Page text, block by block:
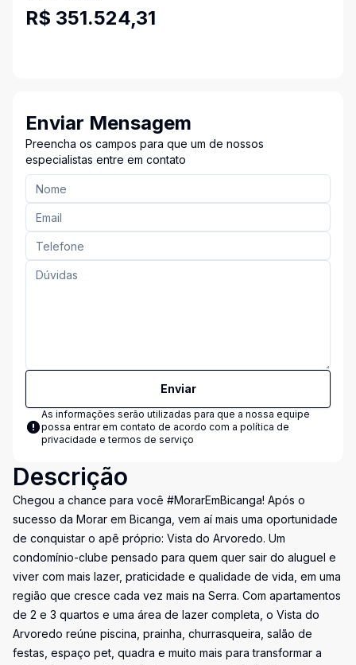
R$ 351.524,31
Enviar Mensagem
Preencha os campos para que um de nossos
especialistas entre em contato
Enviar
As informações serão utilizadas para que a nossa equipe
possa entrar em contato de acordo com a política de
privacidade e termos de serviço
Descrição
Chegou a chance para você #MorarEmBicanga! Após o
sucesso da Morar em Bicanga, vem aí mais uma oportunidade
de conquistar o apê próprio: Vista do Arvoredo. Um
condomínio-clube pensado para quem quer sair do aluguel e
viver com mais lazer, praticidade e qualidade de vida, em uma
região que cresce cada vez mais na Serra. Com apartamentos
de 2 e 3 quartos e uma área de lazer completa, o Vista do
Arvoredo reúne piscina, prainha, churrasqueira, salão de
festas, espaço pet, quadra e muito mais para transformar a